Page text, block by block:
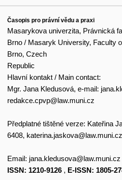
Časopis pro právní vědu a praxi
Masarykova univerzita, Právnická
Brno / Masaryk University, Faculty
Brno, Czech
Republic
Hlavní kontakt / Main contact:
Mgr. Jana Kledusová, e-mail:
redakce.cpvp@law.muni.cz
Předplatné tištěné verze: Kateřina
6408, katerina.jaskova@law.muni.cz
Email: jana.kledusova@law.muni.cz
ISSN: 1210-9126 , E-ISSN: 1805-